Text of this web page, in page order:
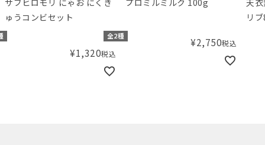
ゅうコンビセット
全2種
¥1,320税込
¥2,750税込
リ